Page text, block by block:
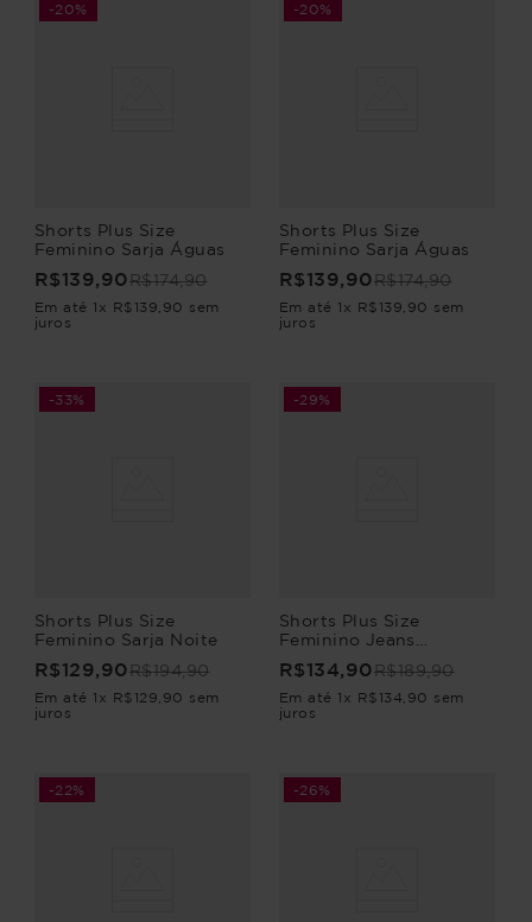
-20%
Shorts Plus Size
Feminino Sarja Águas
R$139,90R$174,90
Em até 1 x R$ 139 90 sem
juros
-20%
Shorts Plus Size
Feminino Sarja Águas
R$139,90R$174,90
Em até 1 x R$ 139 90 sem
juros
-33%
Shorts Plus Size
Feminino Sarja Noite
R$129,90R$194,90
Em até 1 x R$ 129 90 sem
juros
-29%
Shorts Plus Size
Feminino Jeans
R$134,90R$189,90
Em até 1 x R$ 134 90 sem
juros
-22% -26%